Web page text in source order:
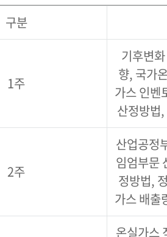
구분
1주
기후변
향, 국가
가스 인벤
산정방법
2주
산업공정
임엄부문
정방법,
가스 배출
온실가스